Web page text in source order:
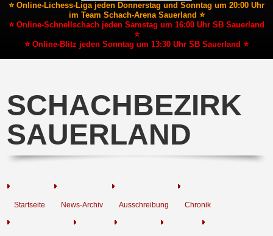
⭐ Online-Lichess-Liga jeden Donnerstag und Sonntag um 20:00 Uhr
im Team Schach-Arena Sauerland ⭐
⭐ Online-Schnellschach jeden Samstag um 16:00 Uhr SB Sauerland
⭐
⭐ Online-Blitz jeden Sonntag um 13:30 Uhr SB Sauerland ⭐
SCHACHBEZIRK
SAUERLAND
Startseite News-Archiv Ausschreibung Chronik